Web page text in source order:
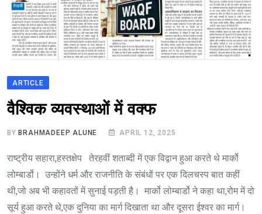
ARTICLE
वैश्विक व्यवस्थाओं में वक्फ
BY BRAHMADEEP ALUNE APRIL 12, 2025
राष्ट्रीय सहारा,हस्तक्षेप तेरहवीं शताब्दी में एक विद्वान हुआ करते थे मार्को
लोम्बार्डो। उन्होंने धर्म और राजनीति के संबंधों पर एक दिलचस्प बात कहीं
थी,जो अब भी कहावतों में सुनाई पड़ती है। मार्को लोम्बार्डो ने कहा था,रोम में दो
सूर्य हुआ करते थे,एक दुनिया का मार्ग दिखाता था और दूसरा ईश्वर का मार्ग।